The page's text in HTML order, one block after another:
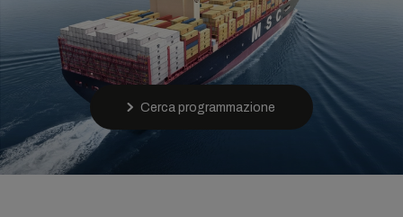
Cerca programmazione